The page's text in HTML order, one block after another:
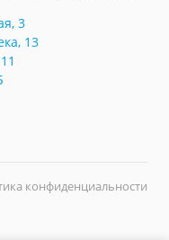
3
13
конфиденциальности